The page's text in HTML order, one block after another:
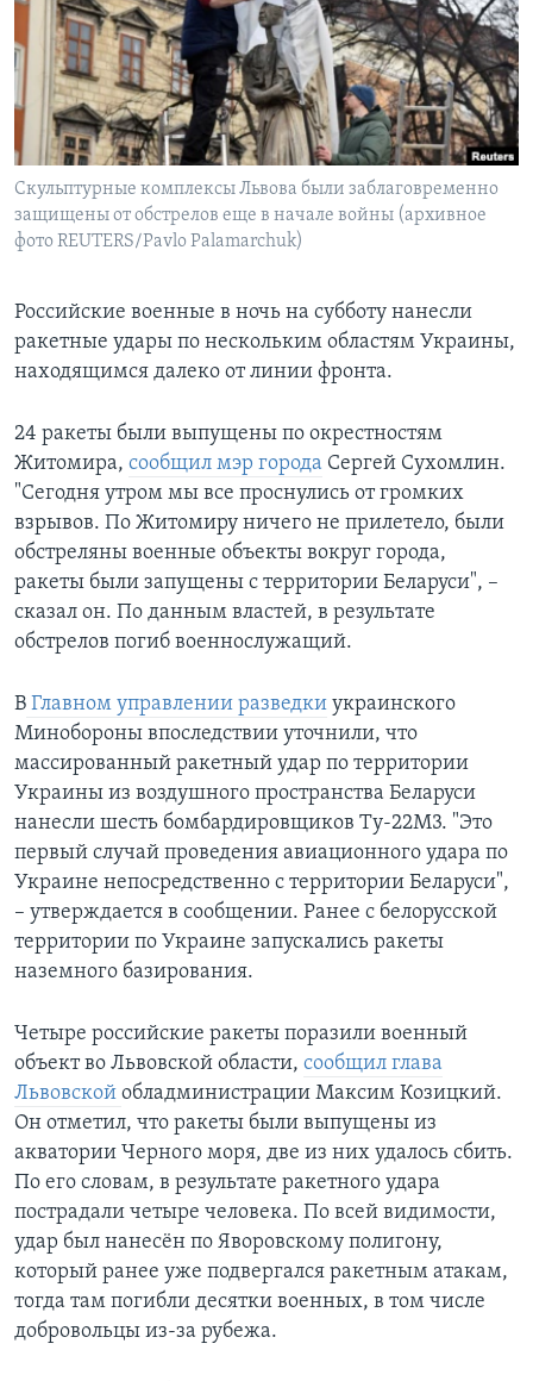
Learning English
СОЦИАЛЬНЫЕ СЕТИ
Языки
Скульптурные комплексы Львова были заблаговременно
защищены от обстрелов еще в начале войны (архивное
фото REUTERS/Pavlo Palamarchuk)
Российские военные в ночь на субботу нанесли
ракетные удары по нескольким областям Украины,
находящимся далеко от линии фронта.
24 ракеты были выпущены по окрестностям
Житомира, сообщил мэр города Сергей Сухомлин.
"Сегодня утром мы все проснулись от громких
взрывов. По Житомиру ничего не прилетело, были
обстреляны военные объекты вокруг города,
ракеты были запущены с территории Беларуси", –
сказал он. По данным властей, в результате
обстрелов погиб военнослужащий.
В Главном управлении разведки украинского
Минобороны впоследствии уточнили, что
массированный ракетный удар по территории
Украины из воздушного пространства Беларуси
нанесли шесть бомбардировщиков Ту-22М3. "Это
первый случай проведения авиационного удара по
Украине непосредственно с территории Беларуси",
– утверждается в сообщении. Ранее с белорусской
территории по Украине запускались ракеты
наземного базирования.
Четыре российские ракеты поразили военный
объект во Львовской области, сообщил глава
Львовской обладминистрации Максим Козицкий.
Он отметил, что ракеты были выпущены из
акватории Черного моря, две из них удалось сбить.
По его словам, в результате ракетного удара
пострадали четыре человека. По всей видимости,
удар был нанесён по Яворовскому полигону,
который ранее уже подвергался ракетным атакам,
тогда там погибли десятки военных, в том числе
добровольцы из-за рубежа.